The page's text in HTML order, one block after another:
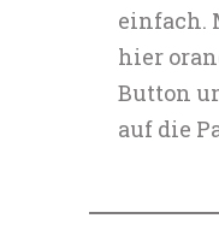
einfach.
hier
Button
auf die